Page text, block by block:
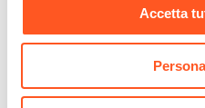
Accetta